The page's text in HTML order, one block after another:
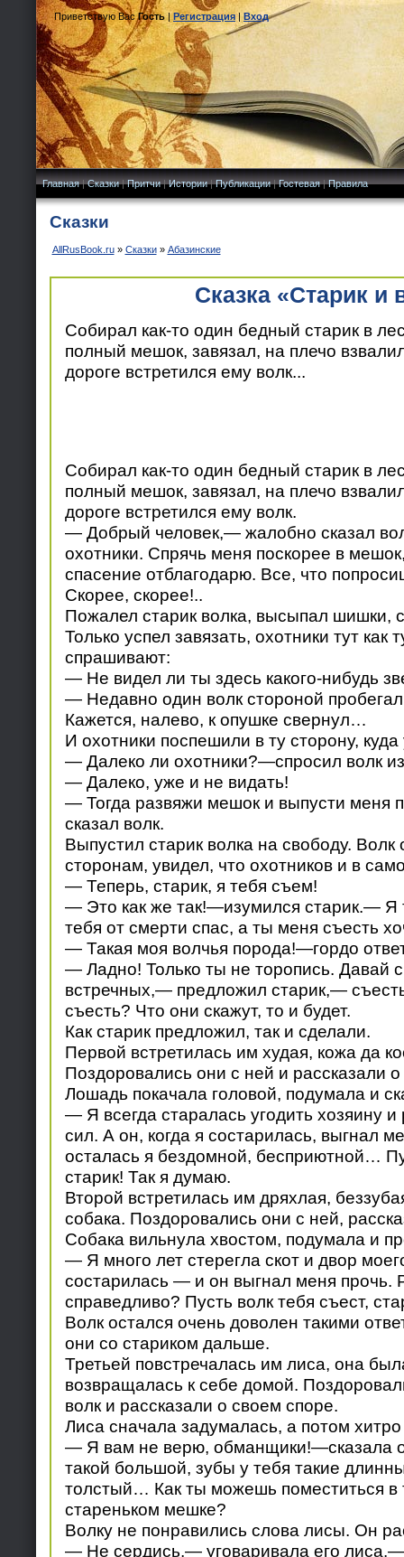
Приветствую Вас Гость|Регистрация|Вход
Главная|Сказки|Притчи|Истории|Публикации|Гостевая|Правила
Сказки
AllRusBook.ru» Сказки» Абазинские
Сказка «Старик и
Собирал как-то один бедный старик в
полный мешок, завязал, на плечо
дороге встретился ему волк...
Собирал как-то один бедный старик в
полный мешок, завязал, на плечо
дороге встретился ему волк.
— Добрый человек,— жалобно сказал
охотники. Спрячь меня поскорее в
спасение отблагодарю. Все, что
Скорее, скорее!..
Пожалел старик волка, высыпал шишки,
Только успел завязать, охотники тут как
спрашивают:
— Не видел ли ты здесь какого-нибудь
— Недавно один волк стороной
Кажется, налево, к опушке свернул…
И охотники поспешили в ту сторону, куда
— Далеко ли охотники?—спросил волк
— Далеко, уже и не видать!
— Тогда развяжи мешок и выпусти меня
сказал волк.
Выпустил старик волка на свободу. Волк
сторонам, увидел, что охотников и в
— Теперь, старик, я тебя съем!
— Это как же так!—изумился старик.— Я
тебя от смерти спас, а ты меня съесть
— Такая моя волчья порода!—гордо
— Ладно! Только ты не торопись. Давай
встречных,— предложил старик,—
съесть? Что они скажут, то и будет.
Как старик предложил, так и сделали.
Первой встретилась им худая, кожа да
Поздоровались они с ней и рассказали
Лошадь покачала головой, подумала и
— Я всегда старалась угодить хозяину
сил. А он, когда я состарилась, выгнал
осталась я бездомной, бесприютной…
старик! Так я думаю.
Второй встретилась им дряхлая,
собака. Поздоровались они с ней,
Собака вильнула хвостом, подумала и
— Я много лет стерегла скот и двор
состарилась — и он выгнал меня прочь.
справедливо? Пусть волк тебя съест,
Волк остался очень доволен такими
они со стариком дальше.
Третьей повстречалась им лиса, она
возвращалась к себе домой.
волк и рассказали о своем споре.
Лиса сначала задумалась, а потом
— Я вам не верю, обманщики!—сказала
такой большой, зубы у тебя такие
толстый… Как ты можешь поместиться в
стареньком мешке?
Волку не понравились слова лисы. Он
— Не сердись,— уговаривала его